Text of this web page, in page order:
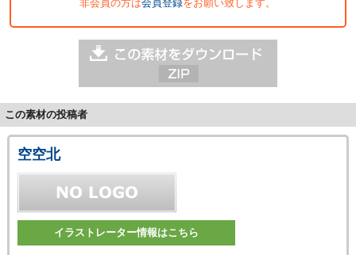
非会員の方は会員登録をお願い致します。
この素材の投稿者
空空北
イラストレーター情報はこちら